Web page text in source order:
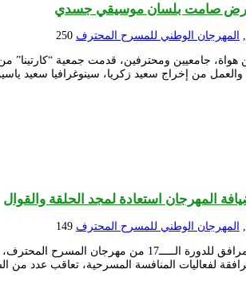
صامت بلسان موسيقي جسدي
, المهرجان الوطني للمسرح المحترف 250
هواة، جامعيين ومحترفين، قدمت جمعية
المهرجان استعادة لمجد الحلقة والقوال
المهرجان الوطني للمسرح المحترف 149
تضمن البرنامج الأدبي المرافق
لفعاليات المنافسة المسرحية، تعاقب عدد